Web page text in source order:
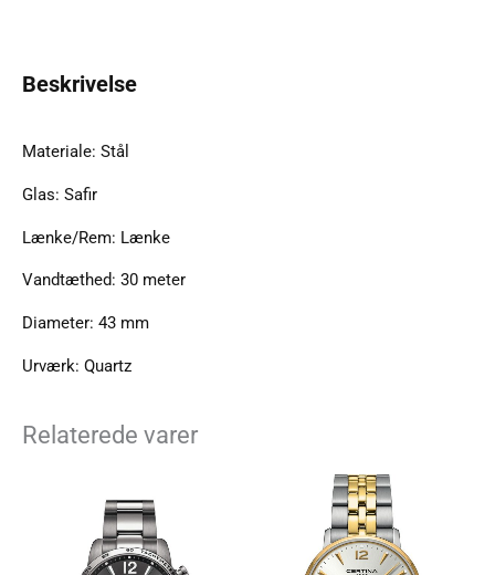
Beskrivelse
Materiale: Stål
Glas: Safir
Lænke/Rem: Lænke
Vandtæthed: 30 meter
Diameter: 43 mm
Urværk: Quartz
Relaterede varer